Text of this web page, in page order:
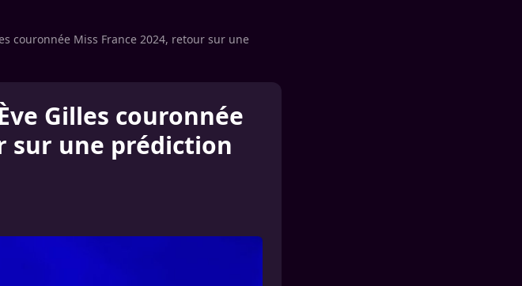
couronnée Miss France 2024, retour sur une
Gilles couronnée
sur une prédiction